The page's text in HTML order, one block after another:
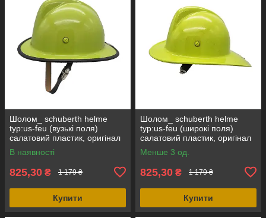
Шолом_ schuberth helme
typ:us-feu (вузькі поля)
салатовий пластик, оригінал
Німеччина
В наявності
825,30 ₴ 1 179 ₴
Купити
Шолом_ schuberth helme
typ:us-feu (широкі поля)
салатовий пластик, оригінал
Німеччина
Менше 3 од.
825,30 ₴ 1 179 ₴
Купити